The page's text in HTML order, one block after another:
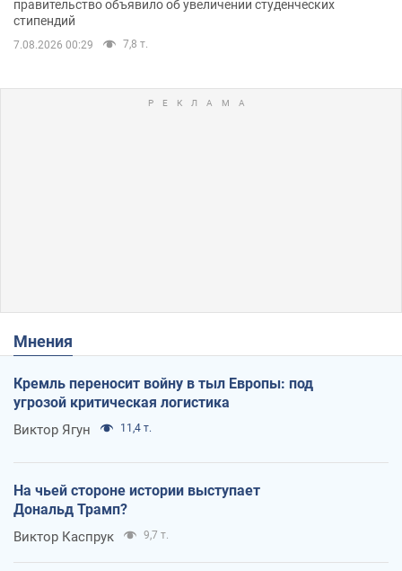
правительство объявило об увеличении студенческих
стипендий
7.08.2026 00:29 7,8 т.
Мнения
Кремль переносит войну в тыл Европы: под
угрозой критическая логистика
Виктор Ягун 11,4 т.
На чьей стороне истории выступает
Дональд Трамп?
Виктор Каспрук 9,7 т.